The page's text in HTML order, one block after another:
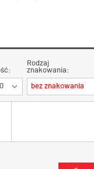
Rodzaj
znakowania:
bez znakowania